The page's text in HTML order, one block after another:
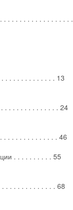
. . . . . . . . . . . . . . . . . .
. . . . . . . . . . . . . 13
. . . . . . . . . . . . . . 24
. . . . . . . . . . . . . . 46
. . . . . . . . . . 55
. . . . . . . . . . . . . 68